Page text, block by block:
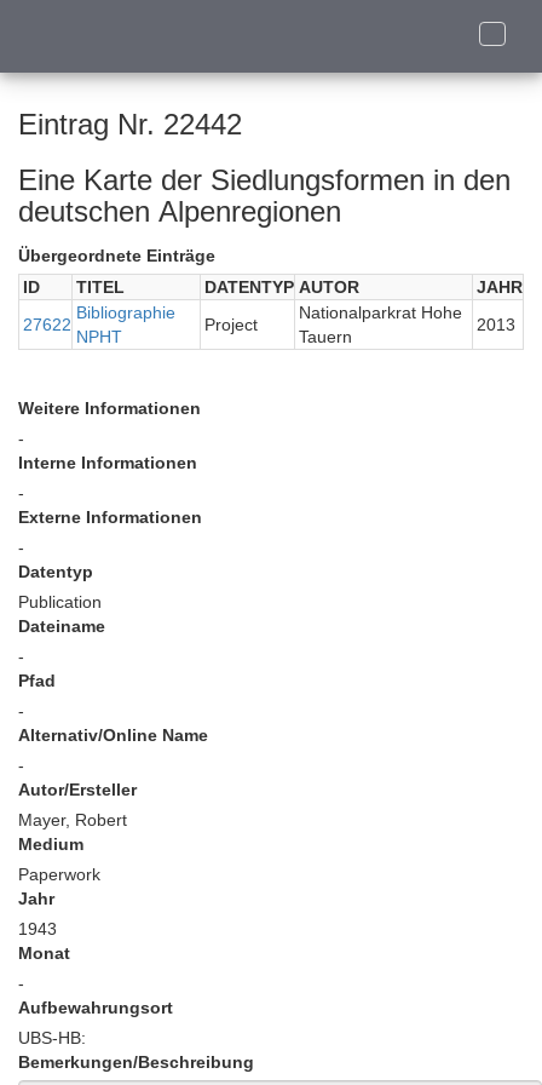
Toggle
Eintrag Nr. 22442
Eine Karte der Siedlungsformen in den
deutschen Alpenregionen
Übergeordnete Einträge
ID
TITEL DATENTYP AUTOR
JAHR
27622
Bibliographie
NPHT
Project
Nationalparkrat Hohe
Tauern
2013
Weitere Informationen
-
Interne Informationen
-
Externe Informationen
-
Datentyp
Publication
Dateiname
-
Pfad
-
Alternativ/Online Name
-
Autor/Ersteller
Mayer, Robert
Medium
Paperwork
Jahr
1943
Monat
-
Aufbewahrungsort
UBS-HB:
Bemerkungen/Beschreibung